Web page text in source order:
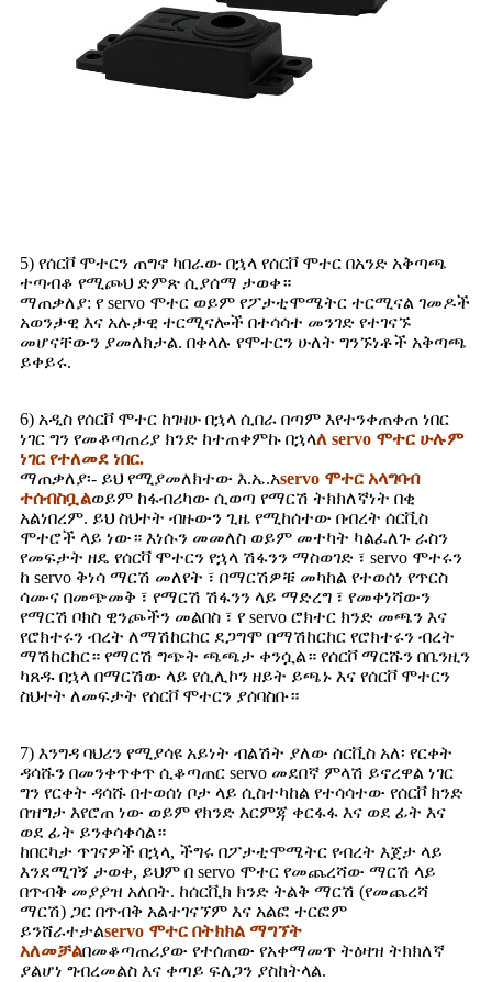
5) የሰርቮ ሞተርን ጠግኖ ካበራው በኋላ የሰርቮ ሞተር በአንድ አቅጣጫ
ተጣብቆ የሚጮህ ድምጽ ሲያሰማ ታወቀ።
ማጠቃለያ: የ servo ሞተር ወይም የፖታቲሞሜትር ተርሚናል ገመዶች
አወንታዊ እና አሉታዊ ተርሚናሎች በተሳሳተ መንገድ የተገናኙ
መሆናቸውን ያመለክታል. በቀላሉ የሞተርን ሁለት ግንኙነቶች አቅጣጫ
ይቀይሩ.
6) አዲስ የሰርቮ ሞተር ከገዛሁ በኋላ ሲበራ በጣም እየተንቀጠቀጠ ነበር
ነገር ግን የመቆጣጠሪያ ክንድ ከተጠቀምኩ በኋላለ servo ሞተር ሁሉም
ነገር የተለመደ ነበር.
ማጠቃለያ፡- ይህ የሚያመለክተው እ.ኤ.አservo ሞተር አላግባብ
ተሰብስቧልወይም ከፋብሪካው ሲወጣ የማርሽ ትክክለኛነት በቂ
አልነበረም. ይህ ስህተት ብዙውን ጊዜ የሚከሰተው በብረት ሰርቪስ
ሞተሮች ላይ ነው። እነሱን መመለስ ወይም መተካት ካልፈለጉ ራስን
የመፍታት ዘዴ የሰርቫ ሞተርን የኋላ ሽፋንን ማስወገድ ፣ servo ሞተሩን
ከ servo ቅነሳ ማርሽ መለየት ፣ በማርሽዎቹ መካከል የተወሰነ የጥርስ
ሳሙና በመጭመቅ ፣ የማርሽ ሽፋንን ላይ ማድረግ ፣ የመቀነሻውን
የማርሽ ቦክስ ዊንጮችን መልበስ ፣ የ servo ሮክተር ክንድ መጫን እና
የሮክተሩን ብረት ለማሽከርከር ደጋግሞ በማሽከርከር የሮክተሩን ብረት
ማሽከርከር። የማርሽ ግጭት ጫጫታ ቀንሷል። የሰርቮ ማርሹን በቤንዚን
ካጸዱ በኋላ በማርሽው ላይ የሲሊኮን ዘይት ይጫኑ እና የሰርቮ ሞተርን
ስህተት ለመፍታት የሰርቮ ሞተርን ያሰባስቡ።
7) እንግዳ ባህሪን የሚያሳዩ አይነት ብልሽት ያለው ሰርቪስ አለ፡ የርቀት
ዳሳሹን በመንቀጥቀጥ ሲቆጣጠር servo መደበኛ ምላሽ ይኖረዋል ነገር
ግን የርቀት ዳሳሹ በተወሰነ ቦታ ላይ ሲስተካከል የተሳሳተው የሰርቮ ክንድ
በዝግታ እየሮጠ ነው ወይም የክንድ እርምጃ ቀርፋፋ እና ወደ ፊት እና
ወደ ፊት ይንቀሳቀሳል።
ከበርካታ ጥገናዎች በኋላ, ችግሩ በፖታቲሞሜትር የብረት እጀታ ላይ
እንደሚገኝ ታወቀ, ይህም በ servo ሞተር የመጨረሻው ማርሽ ላይ
በጥብቅ መያያዝ አለበት. ከሰርቪክ ክንድ ትልቅ ማርሽ (የመጨረሻ
ማርሽ) ጋር በጥብቅ አልተገናኘም እና አልፎ ተርፎም
ይንሸራተታልservo ሞተር በትክክል ማግኘት
አለመቻልበመቆጣጠሪያው የተሰጠው የአቀማመጥ ትዕዛዝ ትክክለኛ
ያልሆነ ግብረመልስ እና ቀጣይ ፍለጋን ያስከትላል.